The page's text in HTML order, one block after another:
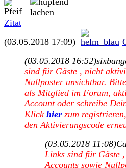
Zitat
(03.05.2018 17:09)
(03.05.2018 16:52)
sind für Gäste , nicht
Nullposter unsichtbar.
als Mitglied im Forum,
Account oder schreibe
Klick hier zum
den Aktivierungscode
(03.05.2018 11:08)
Links sind für Gäste
Accounts sowie